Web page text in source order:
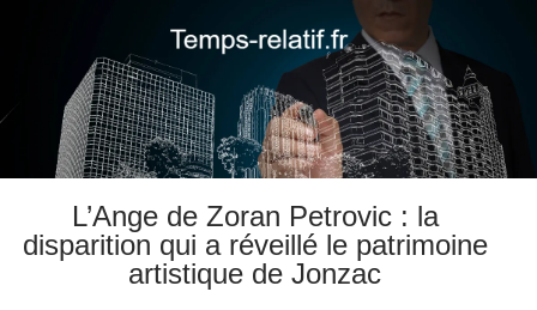
L’Ange de Zoran Petrovic : la
disparition qui a réveillé le patrimoine
artistique de Jonzac